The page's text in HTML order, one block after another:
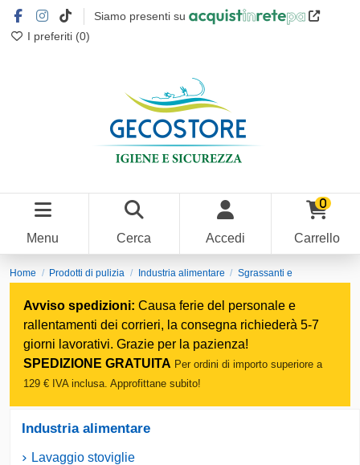
Siamo presenti su
I preferiti (0)
Menu Cerca Accedi
0
Carrello
Home Prodotti di pulizia Industria alimentare
Sgrassanti e
Avviso spedizioni: Causa ferie del personale e
rallentamenti dei corrieri, la consegna richiederà 5-7
giorni lavorativi. Grazie per la pazienza!
SPEDIZIONE GRATUITA Per ordini di importo superiore a
129 € IVA inclusa. Approfittane subito!
Industria alimentare
Lavaggio stoviglie